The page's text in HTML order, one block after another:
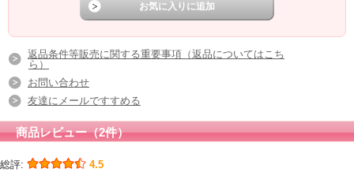
返品条件等販売に関する重要事項（返品についてはこち
ら）
お問い合わせ
友達にメールですすめる
商品レビュー（2件）
総評: 4.5